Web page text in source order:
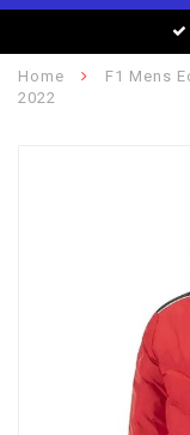
Home
F1 Mens
2022